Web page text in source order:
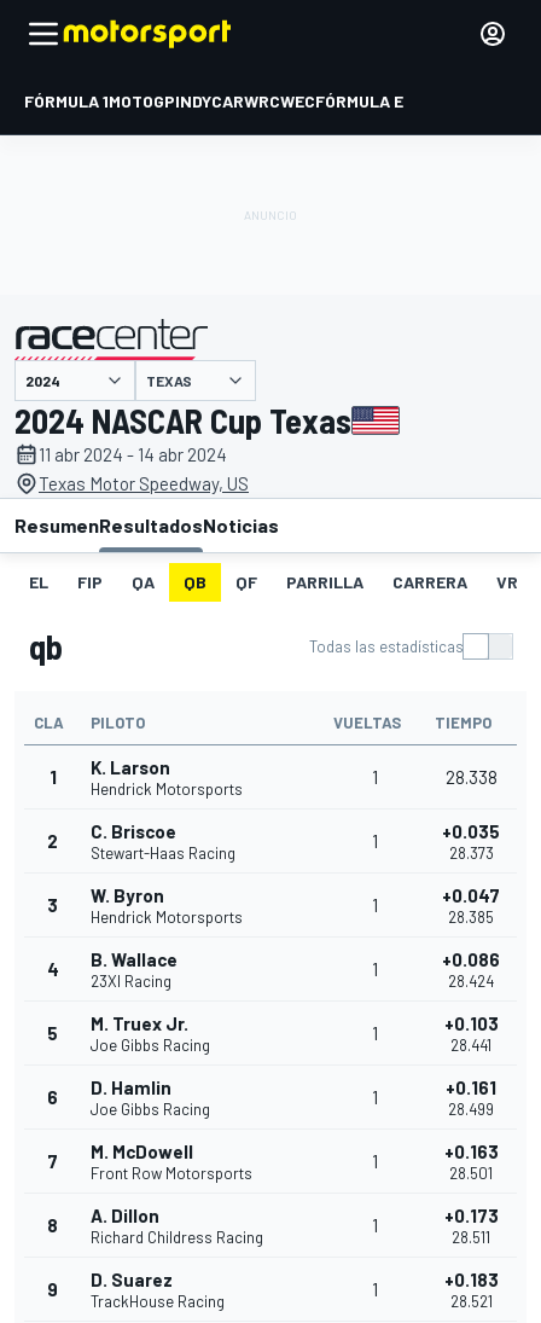
FÓRMULA 1MOTOGPINDYCARWRCWECFÓRMULA E
presentado por TEXAS
2024 NASCAR Cup Texas
11 abr 2024 - 14 abr 2024
Texas Motor Speedway, US
ResumenResultadosNoticias
EL FIP QA QB QF PARRILLA CARRERA VR
qb Todas las estadísticas
CLA PILOTO VUELTAS TIEMPO
1 K. Larson
Hendrick Motorsports
1 28.338
2 C. Briscoe
Stewart-Haas Racing
1 +0.035
28.373
3 W. Byron
Hendrick Motorsports
1 +0.047
28.385
4 B. Wallace
23XI Racing
1 +0.086
28.424
5 M. Truex Jr.
Joe Gibbs Racing
1 +0.103
28.441
6 D. Hamlin
Joe Gibbs Racing
1 +0.161
28.499
7 M. McDowell
Front Row Motorsports
1 +0.163
28.501
8 A. Dillon
Richard Childress Racing
1 +0.173
28.511
9 D. Suarez
TrackHouse Racing
1 +0.183
28.521